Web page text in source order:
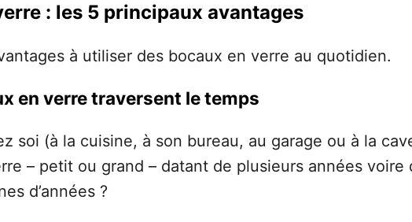
: les 5 principaux avantages
à utiliser des bocaux en verre au quotidien.
en verre traversent le temps
soi (à la cuisine, à son bureau, au garage ou à la
– petit ou grand – datant de plusieurs années voire
d’années ?